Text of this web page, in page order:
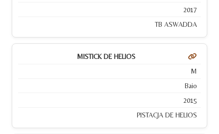
2017
TB ASWADDA
MISTICK DE HELIOS
M
Baio
2015
PISTACJA DE HELIOS